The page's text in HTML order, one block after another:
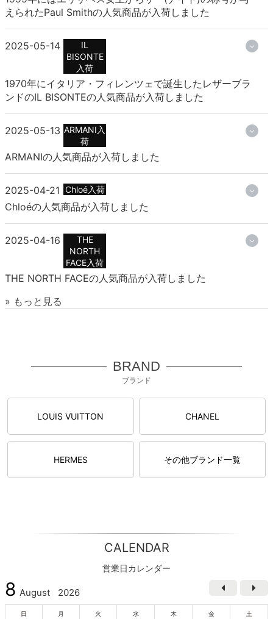
えられたPaul Smithの人気商品が入荷しました
2025-05-14
IL
BISONTE
入荷
1970年にイタリア・フィレンツェで誕生したレザーブラ
ンドのIL BISONTEの人気商品が入荷しました
2025-05-13 ARMANI入
荷
ARMANIの人気商品が入荷しました
2025-04-21 Chloé入荷
Chloéの人気商品が入荷しました
2025-04-16
THE
NORTH
FACE入荷
THE NORTH FACEの人気商品が入荷しました
» もっと見る
BRAND
ブランド
LOUIS VUITTON CHANEL
HERMES その他ブランド一覧
CALENDAR
営業日カレンダー
8 August 2026
日 月 火 水 木 金 土